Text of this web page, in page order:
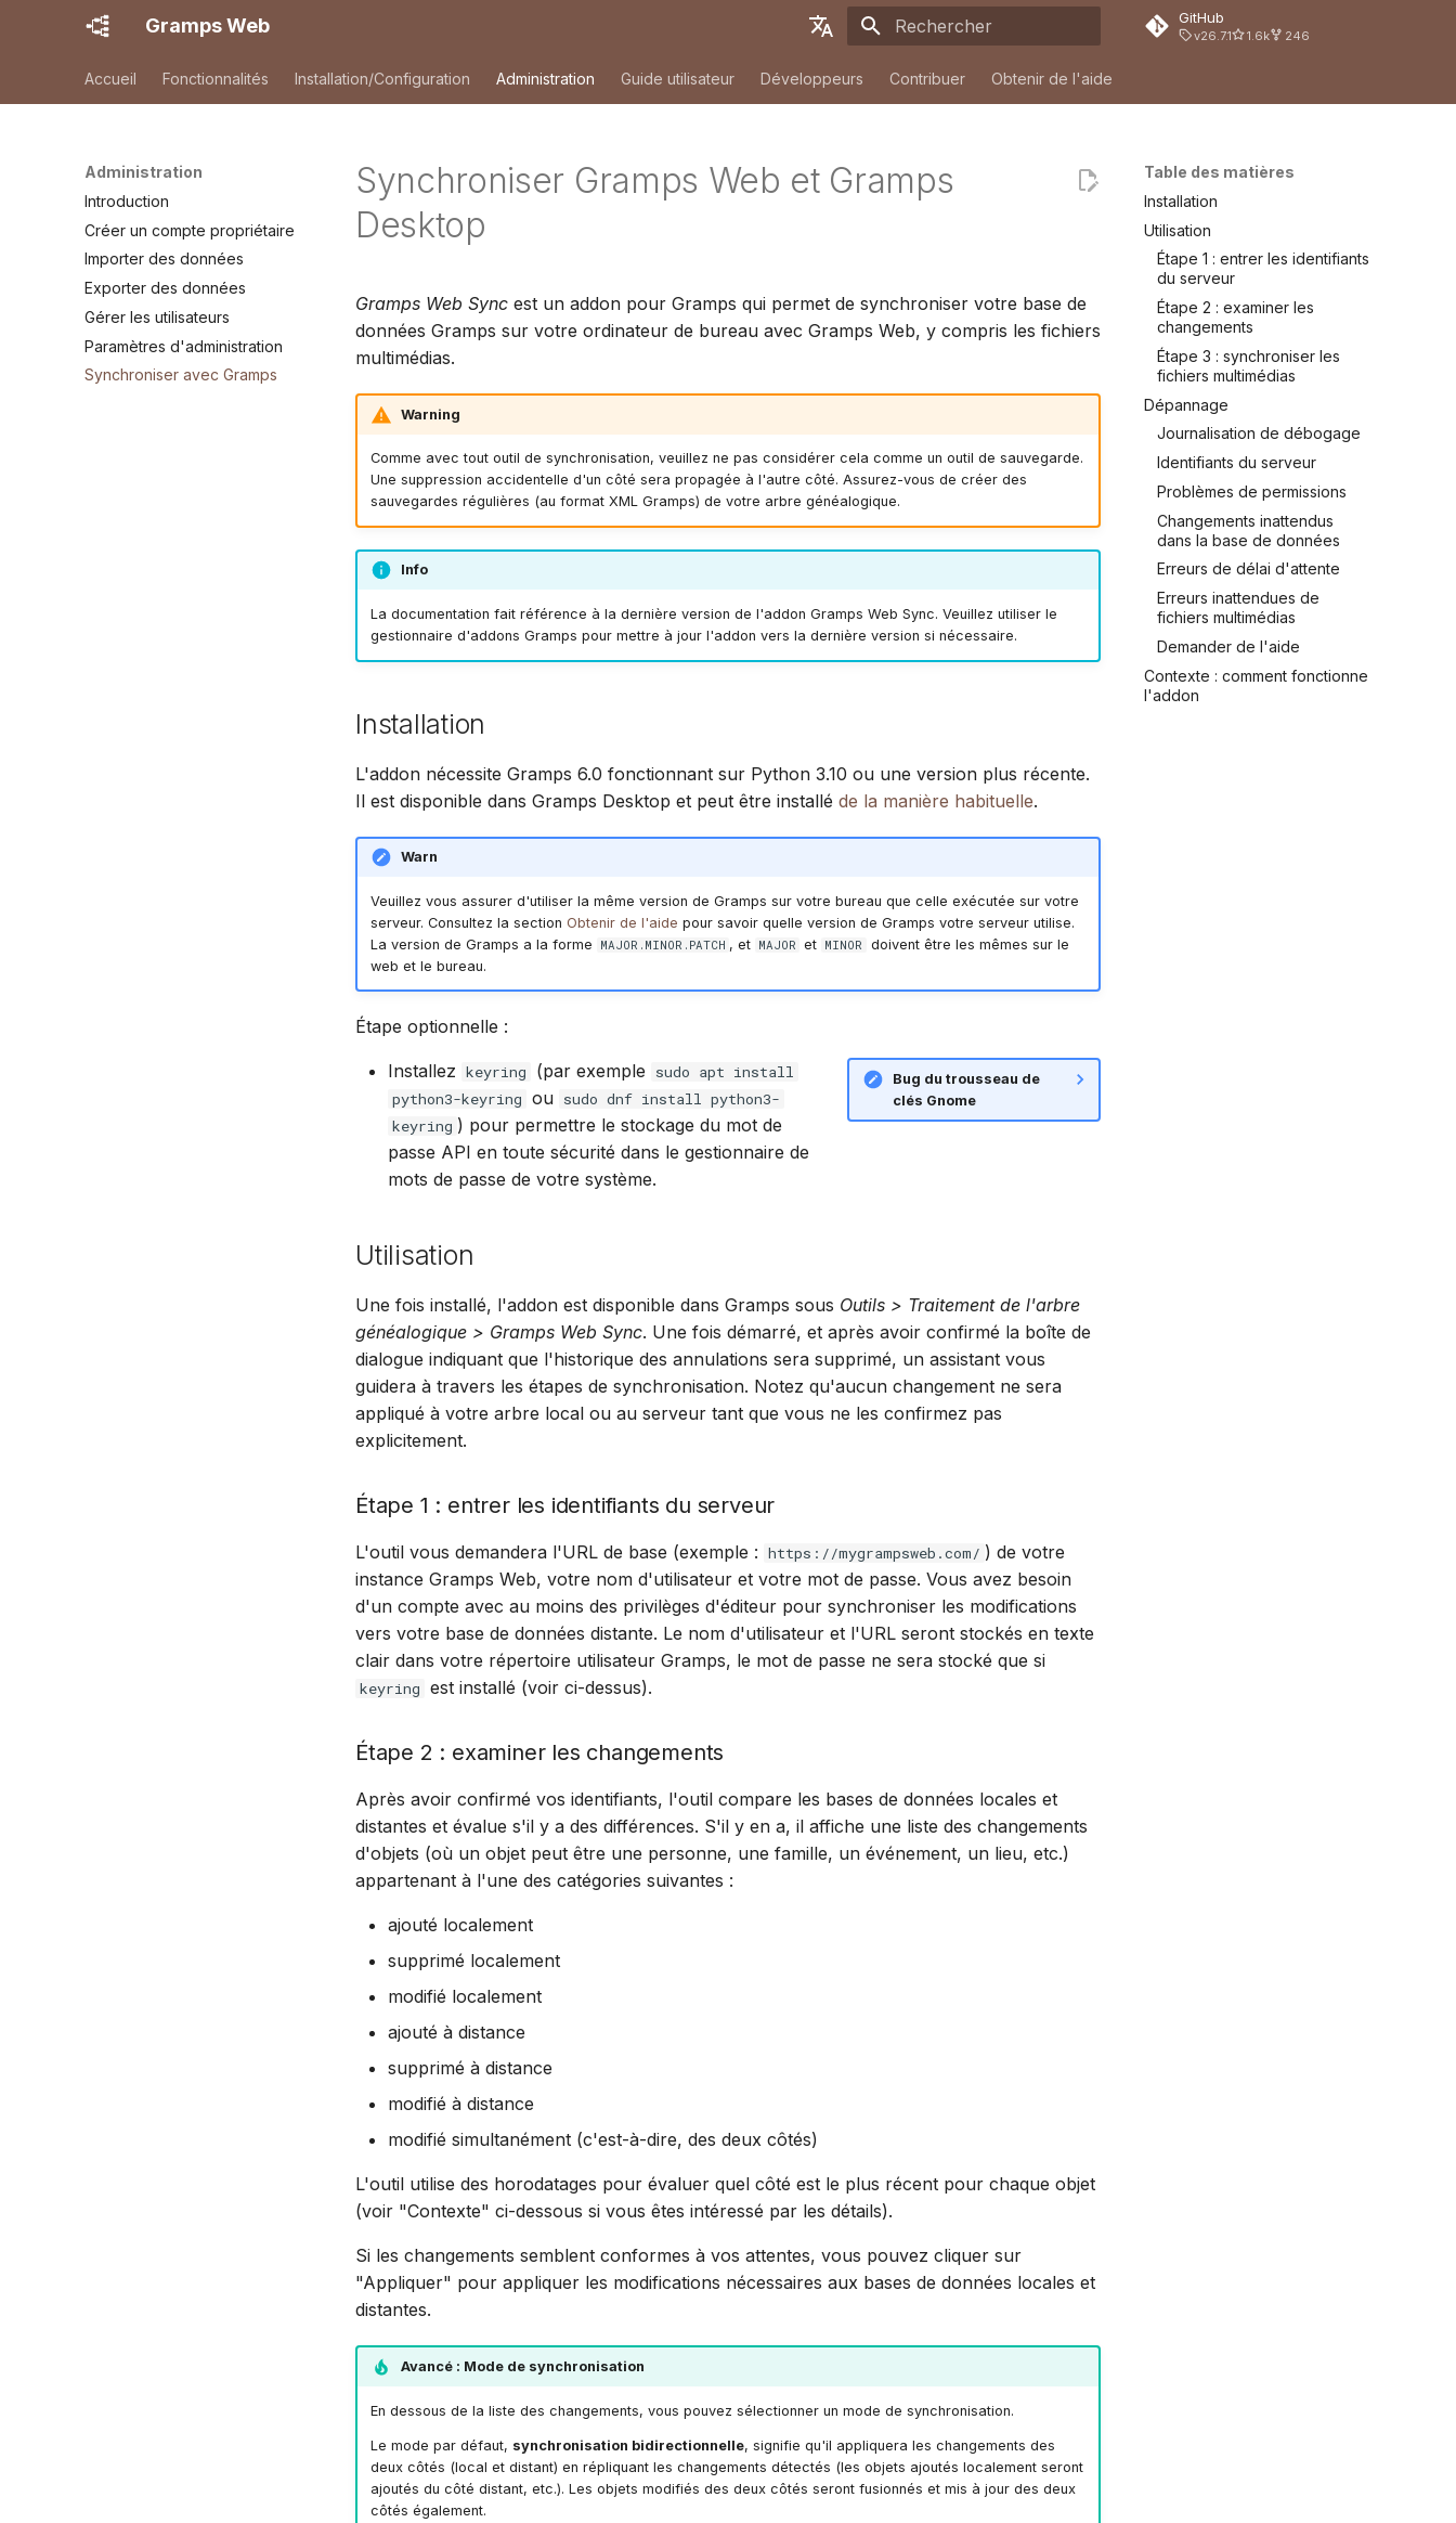
Gramps Web
English
Español
Türkçe
Português
日本語
Dansk
Suomi
Italiano
Українська
GitHub
v26.7.1 1.6k 246
Accueil Fonctionnalités Installation/Configuration Administration Guide utilisateur Développeurs Contribuer Obtenir de l'aide
Administration
Introduction
Créer un compte propriétaire
Importer des données
Exporter des données
Gérer les utilisateurs
Paramètres d'administration
Synchroniser avec Gramps
Table des matières
Installation
Utilisation
Étape 1 : entrer les identifiants
du serveur
Étape 2 : examiner les
changements
Étape 3 : synchroniser les
fichiers multimédias
Dépannage
Journalisation de débogage
Identifiants du serveur
Problèmes de permissions
Changements inattendus
dans la base de données
Erreurs de délai d'attente
Erreurs inattendues de
fichiers multimédias
Demander de l'aide
Contexte : comment fonctionne
l'addon
Synchroniser Gramps Web et Gramps
Desktop
Gramps Web Sync est un addon pour Gramps qui permet de synchroniser votre base de
données Gramps sur votre ordinateur de bureau avec Gramps Web, y compris les fichiers
multimédias.
Warning
Comme avec tout outil de synchronisation, veuillez ne pas considérer cela comme un outil de sauvegarde.
Une suppression accidentelle d'un côté sera propagée à l'autre côté. Assurez-vous de créer des
sauvegardes régulières (au format XML Gramps) de votre arbre généalogique.
Info
La documentation fait référence à la dernière version de l'addon Gramps Web Sync. Veuillez utiliser le
gestionnaire d'addons Gramps pour mettre à jour l'addon vers la dernière version si nécessaire.
Installation
L'addon nécessite Gramps 6.0 fonctionnant sur Python 3.10 ou une version plus récente.
Il est disponible dans Gramps Desktop et peut être installé de la manière habituelle.
Warn
Veuillez vous assurer d'utiliser la même version de Gramps sur votre bureau que celle exécutée sur votre
serveur. Consultez la section Obtenir de l'aide pour savoir quelle version de Gramps votre serveur utilise.
La version de Gramps a la forme
MAJOR.MINOR.PATCH , et MAJOR et MINOR
doivent être les mêmes sur le
web et le bureau.
Étape optionnelle :
Bug du trousseau de
clés Gnome
Installez keyring (par exemple
sudo apt install
python3-keyring ou sudo dnf install python3-
keyring ) pour permettre le stockage du mot de
passe API en toute sécurité dans le gestionnaire de
mots de passe de votre système.
Utilisation
Une fois installé, l'addon est disponible dans Gramps sous Outils > Traitement de l'arbre
généalogique > Gramps Web Sync. Une fois démarré, et après avoir confirmé la boîte de
dialogue indiquant que l'historique des annulations sera supprimé, un assistant vous
guidera à travers les étapes de synchronisation. Notez qu'aucun changement ne sera
appliqué à votre arbre local ou au serveur tant que vous ne les confirmez pas
explicitement.
Étape 1 : entrer les identifiants du serveur
L'outil vous demandera l'URL de base (exemple : https://mygrampsweb.com/ ) de votre
instance Gramps Web, votre nom d'utilisateur et votre mot de passe. Vous avez besoin
d'un compte avec au moins des privilèges d'éditeur pour synchroniser les modifications
vers votre base de données distante. Le nom d'utilisateur et l'URL seront stockés en texte
clair dans votre répertoire utilisateur Gramps, le mot de passe ne sera stocké que si
keyring est installé (voir ci-dessus).
Étape 2 : examiner les changements
Après avoir confirmé vos identifiants, l'outil compare les bases de données locales et
distantes et évalue s'il y a des différences. S'il y en a, il affiche une liste des changements
d'objets (où un objet peut être une personne, une famille, un événement, un lieu, etc.)
appartenant à l'une des catégories suivantes :
ajouté localement
supprimé localement
modifié localement
ajouté à distance
supprimé à distance
modifié à distance
modifié simultanément (c'est-à-dire, des deux côtés)
L'outil utilise des horodatages pour évaluer quel côté est le plus récent pour chaque objet
(voir "Contexte" ci-dessous si vous êtes intéressé par les détails).
Si les changements semblent conformes à vos attentes, vous pouvez cliquer sur
"Appliquer" pour appliquer les modifications nécessaires aux bases de données locales et
distantes.
Avancé : Mode de synchronisation
En dessous de la liste des changements, vous pouvez sélectionner un mode de synchronisation.
Le mode par défaut, synchronisation bidirectionnelle, signifie qu'il appliquera les changements des
deux côtés (local et distant) en répliquant les changements détectés (les objets ajoutés localement seront
ajoutés du côté distant, etc.). Les objets modifiés des deux côtés seront fusionnés et mis à jour des deux
côtés également.